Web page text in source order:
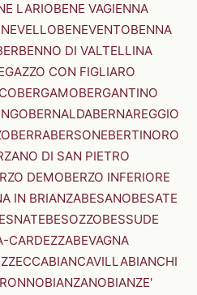
LARIOBENE VAGIENNA
BENEVENTOBENNA
DI VALTELLINA
CON FIGLIARO
BERGAMOBERGANTINO
BERNALDABERNAREGGIO
BERRABERSONEBERTINORO
DI SAN PIETRO
DEMOBERZO INFERIORE
IN BRIANZABESANOBESATE
BESOZZOBESSUDE
CARDEZZABEVAGNA
BIANCAVILLABIANCHI
BIANZANOBIANZE'